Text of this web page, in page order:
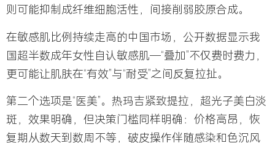
则可能抑制成纤维细胞活性，间接削弱胶原合成。
在敏感肌比例持续走高的中国市场，公开数据显示我
国超半数成年女性自认敏感肌—“叠加”不仅费时费力，
更可能让肌肤在“有效”与“耐受”之间反复拉扯。
第二个选项是“医美”。 热玛吉紧致提拉，超光子美白淡
斑，效果明确，但决策门槛同样明确：价格高昂，恢
复期从数天到数周不等，破皮操作伴随感染和色沉风